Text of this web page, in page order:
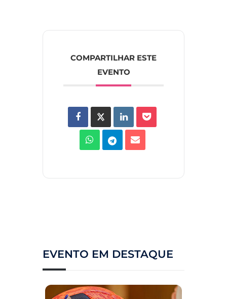
COMPARTILHAR ESTE
EVENTO
EVENTO EM DESTAQUE